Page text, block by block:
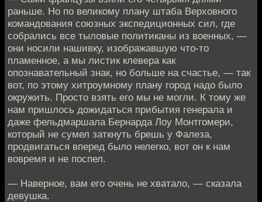
раньше. Но по великому плану штаба Верховного
командования союзных экспедиционных сил, где
собрались все тыловые политиканы из военных, —
они носили нашивку, изображавшую что-то
пламенное, а мы листик клевера как
опознавательный знак, но больше на счастье, — так
вот, по этому хитроумному плану город надо было
окружить. Просто взять его мы не могли. К тому же
нам пришлось дожидаться прибытия генерала и
даже фельдмаршала Бернарда Лоу Монтгомери,
который не сумел заткнуть брешь у Фалеза,
продвигаться вперед было нелегко, вот он к нам
вовремя и не поспел.
— Наверное, вам его очень не хватало, — сказала
девушка.